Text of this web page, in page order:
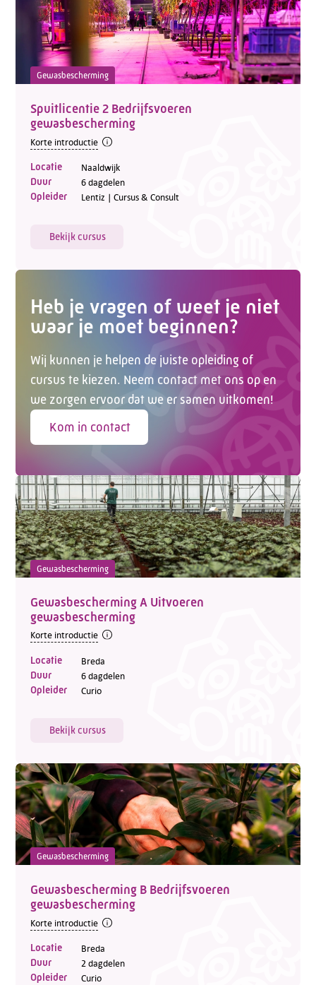
E-mail:
info@kasgroeit.nl
Adviesgesprek
Gewasbescherming
Spuitlicentie 2 Bedrijfsvoeren
gewasbescherming
Korte introductie
Locatie Naaldwijk
Duur 6 dagdelen
Opleider Lentiz | Cursus & Consult
Bekijk cursus
Heb je vragen of weet je niet
waar je moet beginnen?
Wij kunnen je helpen de juiste opleiding of
cursus te kiezen. Neem contact met ons op en
we zorgen ervoor dat we er samen uitkomen!
Kom in contact
Gewasbescherming
Gewasbescherming A Uitvoeren
gewasbescherming
Korte introductie
Locatie Breda
Duur 6 dagdelen
Opleider Curio
Bekijk cursus
Gewasbescherming
Gewasbescherming B Bedrijfsvoeren
gewasbescherming
Korte introductie
Locatie Breda
Duur 2 dagdelen
Opleider Curio